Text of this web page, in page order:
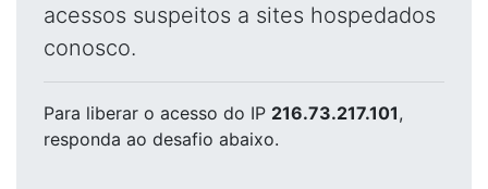
acessos suspeitos a sites hospedados
conosco.
Para liberar o acesso do IP 216.73.217.101,
responda ao desafio abaixo.